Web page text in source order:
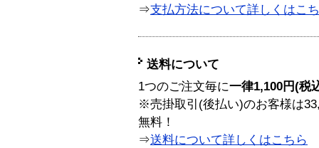
⇒支払方法について詳しくはこ
送料について
1つのご注文毎に一律1,100円(税
※売掛取引(後払い)のお客様は
無料！
⇒送料について詳しくはこちら